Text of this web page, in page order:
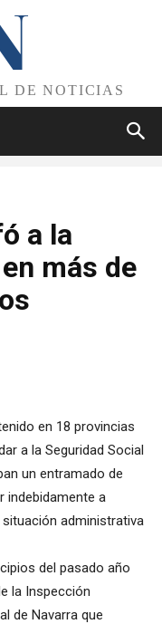
DE NOTICIAS
a la
más de
en 18 provincias
a la Seguridad Social
un entramado de
indebidamente a
administrativa
del pasado año
la Inspección
de Navarra que